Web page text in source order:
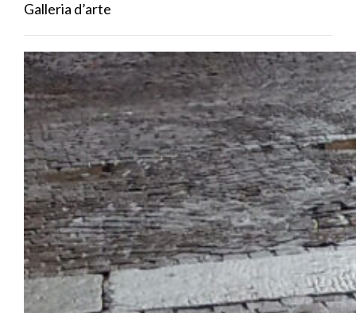
Galleria d’arte